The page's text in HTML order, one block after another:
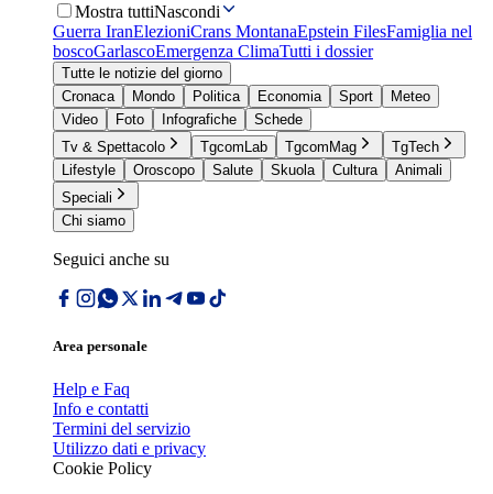
Mostra tuttiNascondi
Guerra IranElezioniCrans MontanaEpstein FilesFamiglia nel
boscoGarlascoEmergenza ClimaTutti i dossier
Tutte le notizie del giorno
Cronaca
Mondo Politica Economia Sport
Meteo
Video
Foto Infografiche
Schede
Tv & Spettacolo
TgcomLab TgcomMag
TgTech
Lifestyle
Oroscopo Salute Skuola Cultura
Animali
Speciali
Chi siamo
Seguici anche su
Area personale
Help e Faq
Info e contatti
Termini del servizio
Utilizzo dati e privacy
Cookie Policy